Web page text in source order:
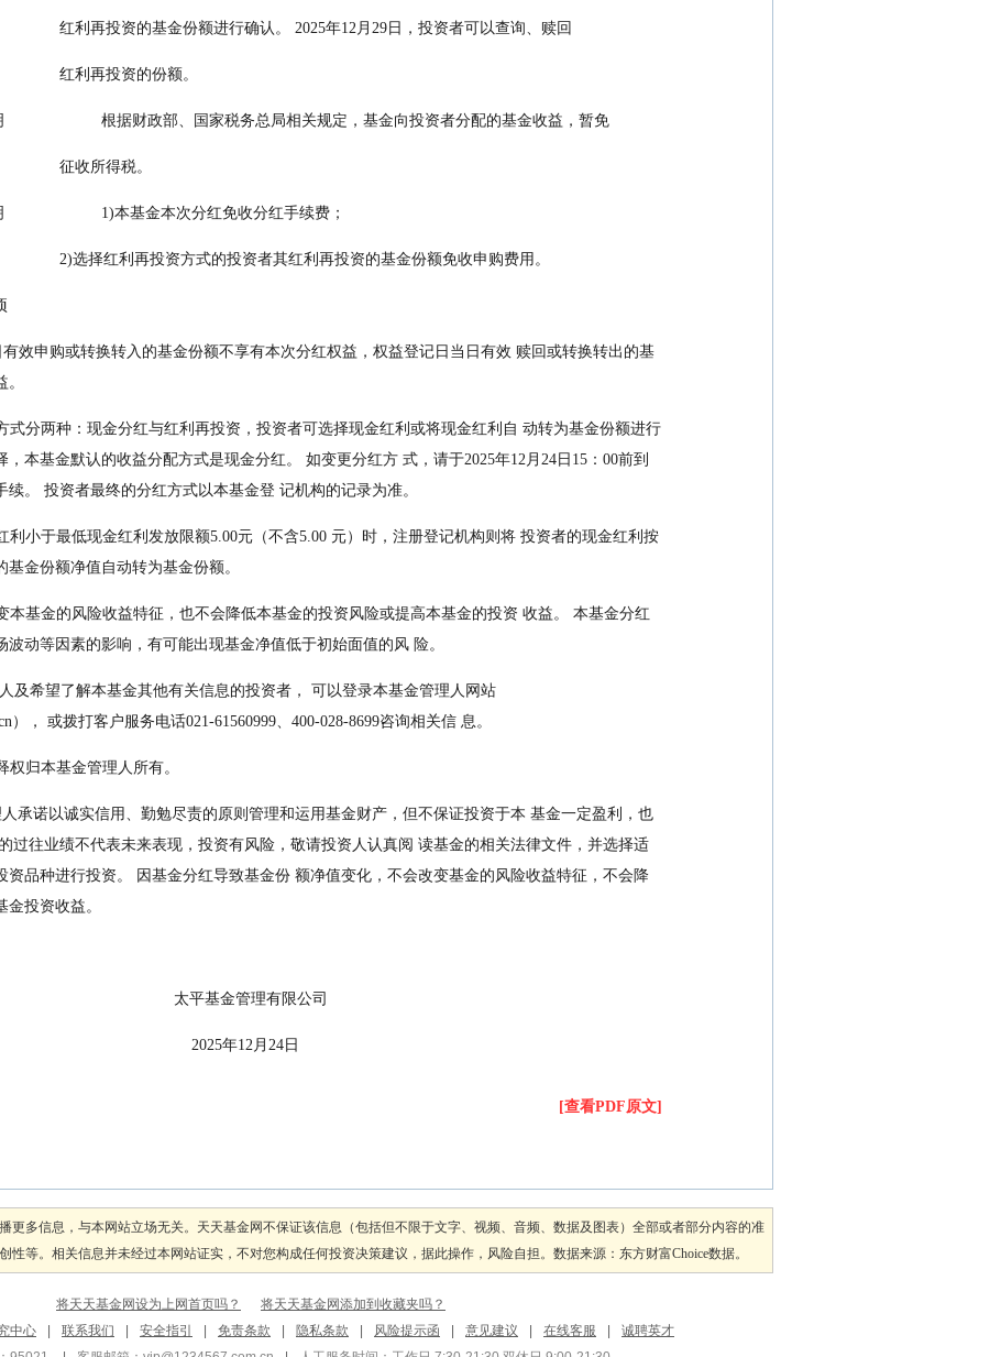
                                                  红利再投资的基金份额进行确认。 2025年12月29日，投资者可以查询、赎回
                                                  红利再投资的份额。
明                      根据财政部、国家税务总局相关规定，基金向投资者分配的基金收益，暂免
                                                  征收所得税。
1)本基金本次分红免收分红手续费；
                                                  2)选择红利再投资方式的投资者其红利再投资的基金份额免收申购费用。
本基金默认的收益分配方式是现金分红。 如变更分红方 式，请于2025年12月24日15：00前到
续。 投资者最终的分红方式以本基金登 记机构的记录为准。
基金份额净值自动转为基金份额。
波动等因素的影响，有可能出现基金净值低于初始面值的风 险。
）， 或拨打客户服务电话021-61560999、400‐028‐8699咨询相关信 息。
权归本基金管理人所有。
过往业绩不代表未来表现，投资有风险，敬请投资人认真阅 读基金的相关法律文件，并选择适
资品种进行投资。 因基金分红导致基金份 额净值变化，不会改变基金的风险收益特征，不会降
投资收益。
                                                                            太平基金管理有限公司
                                                                                2025年12月24日
[查看PDF原文]
更多信息，与本网站立场无关。天天基金网不保证该信息（包括但不限于文字、视频、音频、数据及图表）全部或者部分内容的准
等。相关信息并未经过本网站证实，不对您构成任何投资决策建议，据此操作，风险自担。数据来源：东方财富Choice数据。
将天天基金网设为上网首页吗？
将天天基金网添加到收藏夹吗？
中心 联系我们 安全指引 免责条款 隐私条款 风险提示函 意见建议 在线客服
诚聘英才